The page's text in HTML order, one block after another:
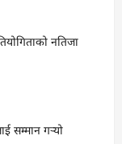
नतिजा
सम्मान गर्‍यो